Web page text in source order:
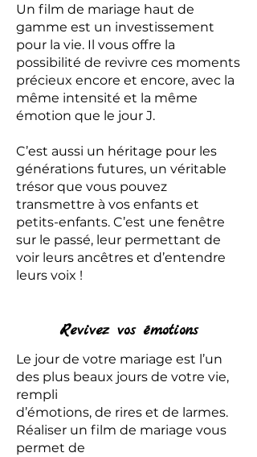
Un film de mariage haut de
gamme est un investissement
pour la vie. Il vous offre la
possibilité de revivre ces moments
précieux encore et encore, avec la
même intensité et la même
émotion que le jour J.
C’est aussi un héritage pour les
générations futures, un véritable
trésor que vous pouvez
transmettre à vos enfants et
petits-enfants. C’est une fenêtre
sur le passé, leur permettant de
voir leurs ancêtres et d’entendre
leurs voix !
Revivez vos émotions
Le jour de votre mariage est l’un
des plus beaux jours de votre vie,
rempli
d’émotions, de rires et de larmes.
Réaliser un film de mariage vous
permet de